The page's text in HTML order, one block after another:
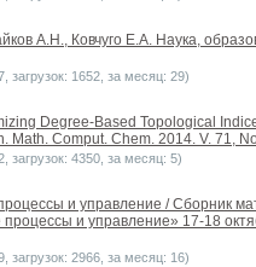
А.Н., Ковчуго Е.А. Наука,
загрузок: 1652, за месяц: 29)
Degree-Based Topological
Math. Comput. Chem. 2014. V. 71,
загрузок: 4350, за месяц: 5)
и управление / Сборник
и управление» 17-18
загрузок: 2966, за месяц: 16)